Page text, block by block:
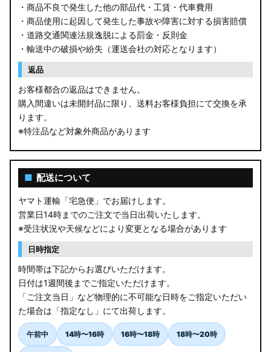
・商品不良で発生した他の部品代・工賃・代車費用
・商品使用に起因して発生した事故や障害に対する損害賠償
・道路交通関連法規逸脱による罰金・反則金
・輸送中の破損や紛失（運送会社の対応となります）
返品
お客様都合の返品はできません。
購入間違いは未開封品に限り、送料お客様負担にて交換を承
ります。
※特注品など対象外商品があります
■ 配送について
ヤマト運輸「宅急便」でお届けします。
営業日14時までのご注文で当日出荷いたします。
※受注状況や天候などにより変更となる場合があります
日時指定
時間帯は下記からお選びいただけます。
日付は1週間後までご指定いただけます。
「ご注文当日」など物理的に不可能な日時をご指定いただい
た場合は「指定なし」にて出荷します。
午前中 14時〜16時 16時〜18時 18時〜20時